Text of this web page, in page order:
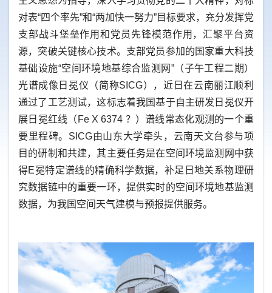
对表“四个率先”和“两加快一努力”目标要求，充分发挥党
支部战斗堡垒作用和党员先锋模范作用，汇聚平台资
源，突破关键核心技术。支部党员参加的国家重大科技
基础设施“空间环境地基综合监测网 ”（子午工程二期）
光谱成像日冕仪 （简称SICG），近日在云南丽江顺利
通过了工艺测试，这标志着我国基于自主研发日冕仪开
展日冕红线（Fe X 6374 ？ ）谱线常态化观测的一个重
要里程碑。 SICG由山东大学牵头，云南天文台参与项
目的研制和共建，其主要任务是在空间环境监测网中获
得E冕特定谱线的精确科学数据，补足日地关系物理研
究数据链中的重要一环，提供实时的空间环境地基监测
数据，为我国空间天气建模与预报提供服务。